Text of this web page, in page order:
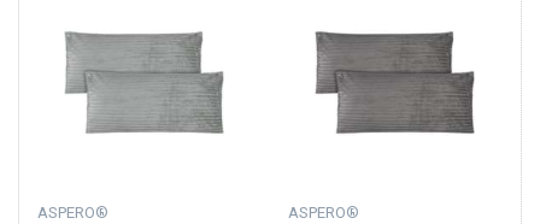
ASPERO® ASPERO®